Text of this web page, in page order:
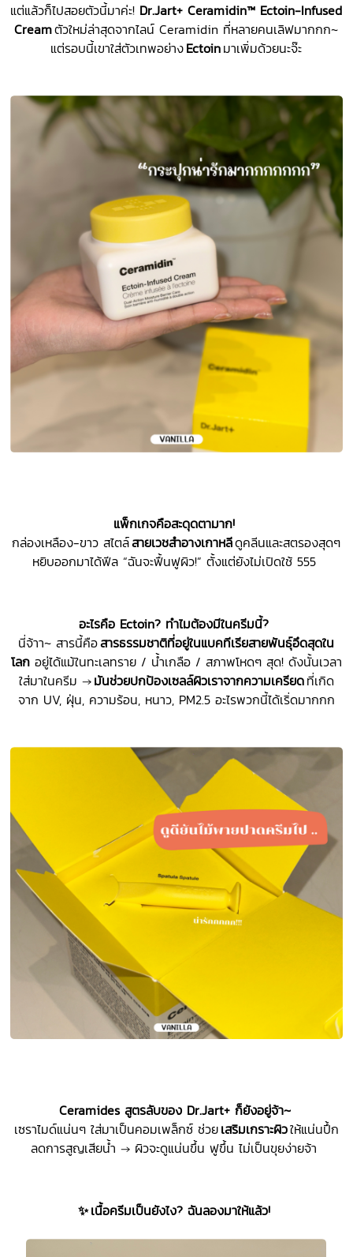
แต่แล้วก็ไปสอยตัวนี้มาค่ะ! Dr.Jart+ Ceramidin™ Ectoin-Infused
Creamตัวใหม่ล่าสุดจากไลน์ Ceramidin ที่หลายคนเลิฟมากกก~
แต่รอบนี้เขาใส่ตัวเทพอย่างEctoinมาเพิ่มด้วยนะจ๊ะ
แพ็กเกจคือสะดุดตามาก!
กล่องเหลือง-ขาว สไตล์สายเวชสำอางเกาหลีดูคลีนและสตรองสุดๆ
หยิบออกมาได้ฟีล “ฉันจะฟื้นฟูผิว!” ตั้งแต่ยังไม่เปิดใช้ 555
อะไรคือ Ectoin? ทำไมต้องมีในครีมนี้?
นี่จ้าา~ สารนี้คือสารธรรมชาติที่อยู่ในแบคทีเรียสายพันธุ์อึดสุดใน
โลกอยู่ได้แม้ในทะเลทราย / น้ำเกลือ / สภาพโหดๆ สุด! ดังนั้นเวลา
ใส่มาในครีม →มันช่วยปกป้องเซลล์ผิวเราจากความเครียดที่เกิด
จาก UV, ฝุ่น, ความร้อน, หนาว, PM2.5 อะไรพวกนี้ได้เริ่ดมากกก
Ceramidesสูตรลับของ Dr.Jart+ก็ยังอยู่จ้า~
เซราไมด์แน่นๆ ใส่มาเป็นคอมเพล็กซ์ ช่วยเสริมเกราะผิวให้แน่นปึ้ก
ลดการสูญเสียน้ำ → ผิวจะดูแน่นขึ้น ฟูขึ้น ไม่เป็นขุยง่ายจ้า
✨เนื้อครีมเป็นยังไง? ฉันลองมาให้แล้ว!